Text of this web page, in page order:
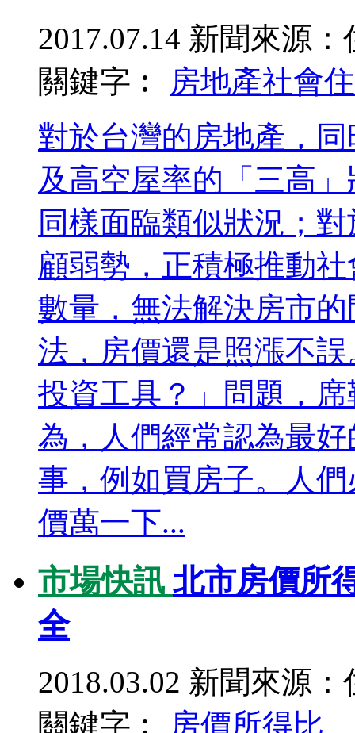
2017.07.14 新聞來源：
關鍵字︰
房地產社會
對於台灣的房地產，
及高空屋率的「三高
同樣面臨類似狀況；
顧弱勢，正積極推動
數量，無法解決房市
法，房價還是照漲不
投資工具？」問題，
為，人們經常認為最
事，例如買房子。人
價萬一下...
市場快訊 北市房價所
全
2018.03.02 新聞來源：
關鍵字︰
房價所得比